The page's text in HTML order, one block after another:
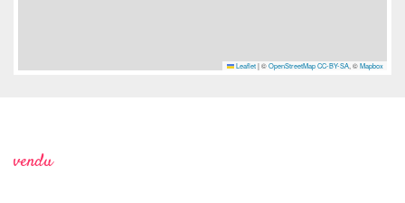
Leaflet |©OpenStreetMap CC-BY-SA, ©Mapbox
vendu